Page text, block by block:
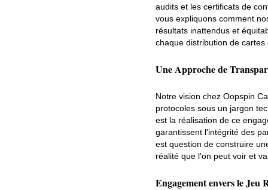
audits et les certificats de
vous expliquons comment
résultats inattendus et
chaque distribution de
Une Approche de
Notre vision chez Oopspin
protocoles sous un jargon
est la réalisation de ce
garantissent l'intégrité des
est question de construire
réalité que l'on peut voir et
Engagement envers le Jeu